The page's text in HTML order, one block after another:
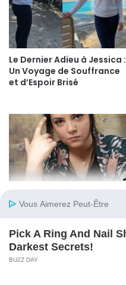
Le Dernier Adieu à Jessica :
Un Voyage de Souffrance
et d’Espoir Brisé
: Hoshi Brise le Silence sur le
Son Coming-Out aux
Victoires de la Musique